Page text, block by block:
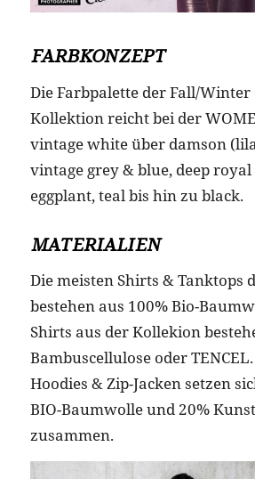
FARBKONZEPT
Die Farbpalette der Fall/Winter
Kollektion reicht bei der
vintage white über damson
vintage grey & blue, deep
eggplant, teal bis hin zu black.
MATERIALIEN
Die meisten Shirts & Tanktops
bestehen aus 100% Bio-
Shirts aus der Kollekion
Bambuscellulose oder
Hoodies & Zip-Jacken setzen
BIO-Baumwolle und 20%
zusammen.